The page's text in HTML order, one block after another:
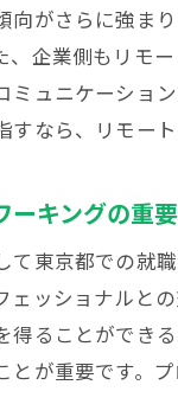
向がさらに強ま
、企業側もリモ
ミュニケーショ
すなら、リモー
ーキングの重
て東京都での就
ェッショナルと
得ることができ
とが重要です。